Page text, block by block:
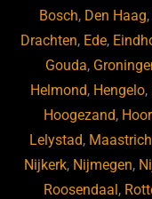
Bosch, Den Haag,
Drachten, Ede,
Gouda,
Helmond, Hengelo,
Hoogezand,
Lelystad,
Nijkerk, Nijmegen,
Roosendaal ,